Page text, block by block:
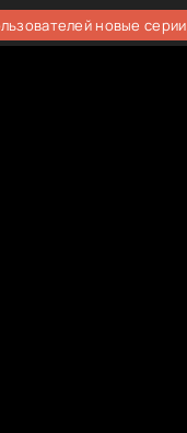
новые